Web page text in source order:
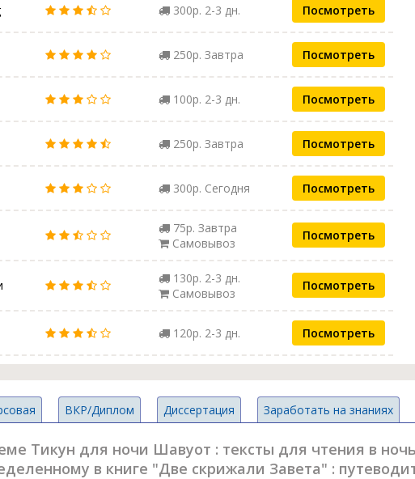
300р. 2-3 дн. Посмотреть
250р. Завтра Посмотреть
100р. 2-3 дн. Посмотреть
250р. Завтра Посмотреть
300р. Сегодня Посмотреть
75р. Завтра
Самовывоз
Посмотреть
130р. 2-3 дн.
Самовывоз
Посмотреть
120р. 2-3 дн. Посмотреть
ВКР/Диплом Диссертация Заработать на знаниях
Тикун для ночи Шавуот : тексты для чтения в
в книге "Две скрижали Завета" :